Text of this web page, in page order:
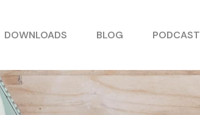
DOWNLOADS BLOG PODCAST